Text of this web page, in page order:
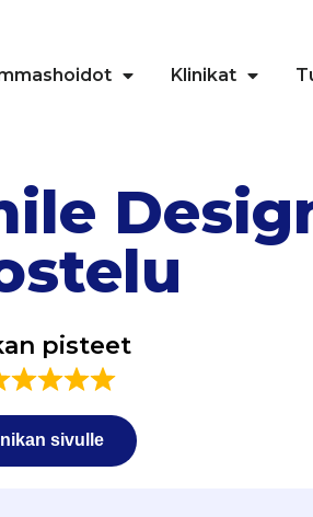
Klinikat
pisteet
sivulle